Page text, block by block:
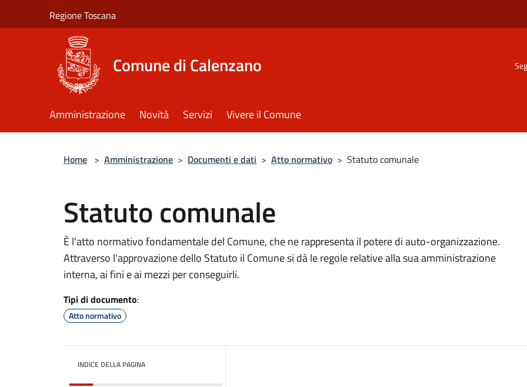
Regione Toscana
Comune di Calenzano
Amministrazione Novità Servizi Vivere il Comune
Home > Amministrazione > Documenti e dati > Atto normativo > Statuto comunale
Statuto comunale
È l'atto normativo fondamentale del Comune, che ne rappresenta il potere di auto-organizzazione.
Attraverso l'approvazione dello Statuto il Comune si dà le regole relative alla sua amministrazione
interna, ai fini e ai mezzi per conseguirli.
Tipi di documento:
Atto normativo
INDICE DELLA PAGINA